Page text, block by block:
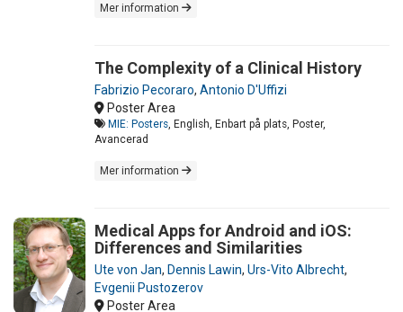
Mer information
The Complexity of a Clinical History
Fabrizio Pecoraro, Antonio D'Uffizi
Poster Area
MIE: Posters , English, Enbart på plats, Poster,
Avancerad
Mer information
Medical Apps for Android and iOS:
Differences and Similarities
Ute von Jan, Dennis Lawin, Urs-Vito Albrecht,
Evgenii Pustozerov
Poster Area